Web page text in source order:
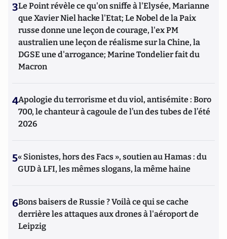
3Le Point révèle ce qu'on sniffe à l'Elysée, Marianne
que Xavier Niel hacke l'Etat; Le Nobel de la Paix
russe donne une leçon de courage, l'ex PM
australien une leçon de réalisme sur la Chine, la
DGSE une d'arrogance; Marine Tondelier fait du
Macron
4Apologie du terrorisme et du viol, antisémite : Boro
700, le chanteur à cagoule de l’un des tubes de l’été
2026
5« Sionistes, hors des Facs », soutien au Hamas : du
GUD à LFI, les mêmes slogans, la même haine
6Bons baisers de Russie ? Voilà ce qui se cache
derrière les attaques aux drones à l'aéroport de
Leipzig